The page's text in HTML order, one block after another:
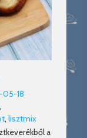
05-18
,
, lisztmix
a